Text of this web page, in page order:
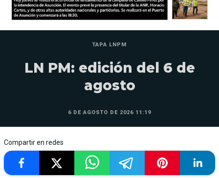
TAPA LNPM
LN PM: edición del 6 de
agosto
6 DE AGOSTO DE 2026 11:19
Compartir en redes